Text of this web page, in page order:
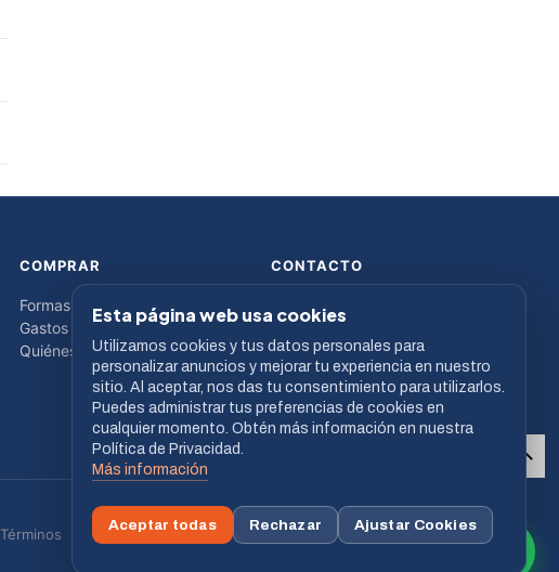
COMPRAR
Formas de Pago
Gastos de envío
Quiénes somos
CONTACTO
913 682 224
comercial@sofycon.com
L–V · 9:00 a 19:00
Resina, 39 - Nave 15 - 28021
Madrid (Madrid) - España
Términos VISA BIZUM
Esta página web usa cookies
Utilizamos cookies y tus datos personales para
personalizar anuncios y mejorar tu experiencia en nuestro
sitio. Al aceptar, nos das tu consentimiento para utilizarlos.
Puedes administrar tus preferencias de cookies en
cualquier momento. Obtén más información en nuestra
Política de Privacidad.
Más información
Aceptar todas Rechazar Ajustar Cookies